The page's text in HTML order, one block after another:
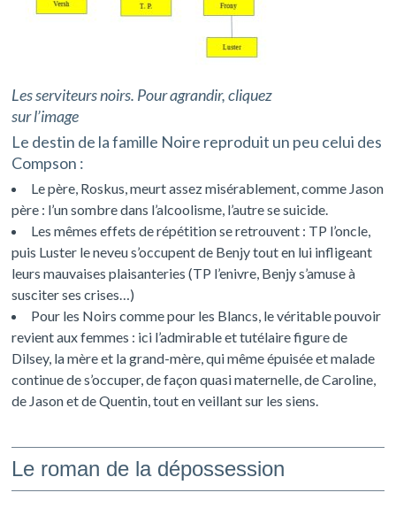
Les serviteurs noirs. Pour agrandir, cliquez
sur l’image
Le destin de la famille Noire reproduit un peu celui des
Compson :
Le père, Roskus, meurt assez misérablement, comme Jason
père : l’un sombre dans l’alcoolisme, l’autre se suicide.
Les mêmes effets de répétition se retrouvent : TP l’oncle,
puis Luster le neveu s’occupent de Benjy tout en lui infligeant
leurs mauvaises plaisanteries (TP l’enivre, Benjy s’amuse à
susciter ses crises…)
Pour les Noirs comme pour les Blancs, le véritable pouvoir
revient aux femmes : ici l’admirable et tutélaire figure de
Dilsey, la mère et la grand-mère, qui même épuisée et malade
continue de s’occuper, de façon quasi maternelle, de Caroline,
de Jason et de Quentin, tout en veillant sur les siens.
Le roman de la dépossession